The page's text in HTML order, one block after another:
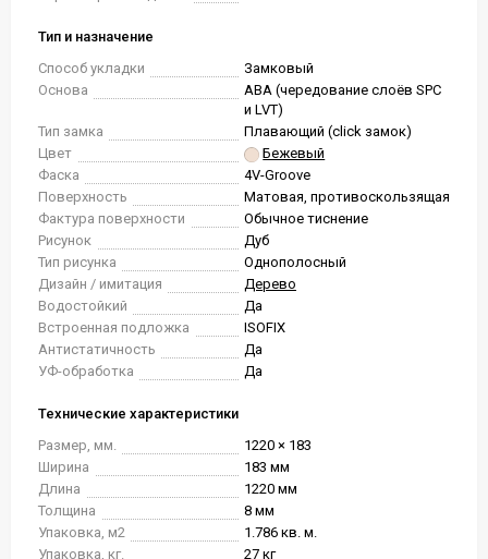
Тип и назначение
Способ укладки
Замковый
Основа
ABA (чередование слоёв SPC
и LVT)
Тип замка
Плавающий (click замок)
Цвет
Бежевый
Фаска
4V-Groove
Поверхность
Матовая, противоскользящая
Фактура поверхности
Обычное тиснение
Рисунок
Дуб
Тип рисунка
Однополосный
Дизайн / имитация
Дерево
Водостойкий
Да
Встроенная подложка
ISOFIX
Антистатичность
Да
УФ-обработка
Да
Технические характеристики
Размер, мм.
1220 × 183
Ширина
183 мм
Длина
1220 мм
Толщина
8 мм
Упаковка, м2
1.786 кв. м.
Упаковка, кг.
27 кг